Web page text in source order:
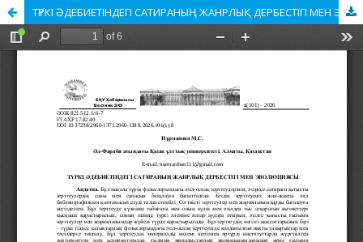
ТҮРКІ ӘДЕБИЕТІНДЕГІ САТИРАНЫҢ ЖАНРЛЫҚ ДЕРБЕСТІГІ МЕН ЭВОЛЮЦИЯСЫ